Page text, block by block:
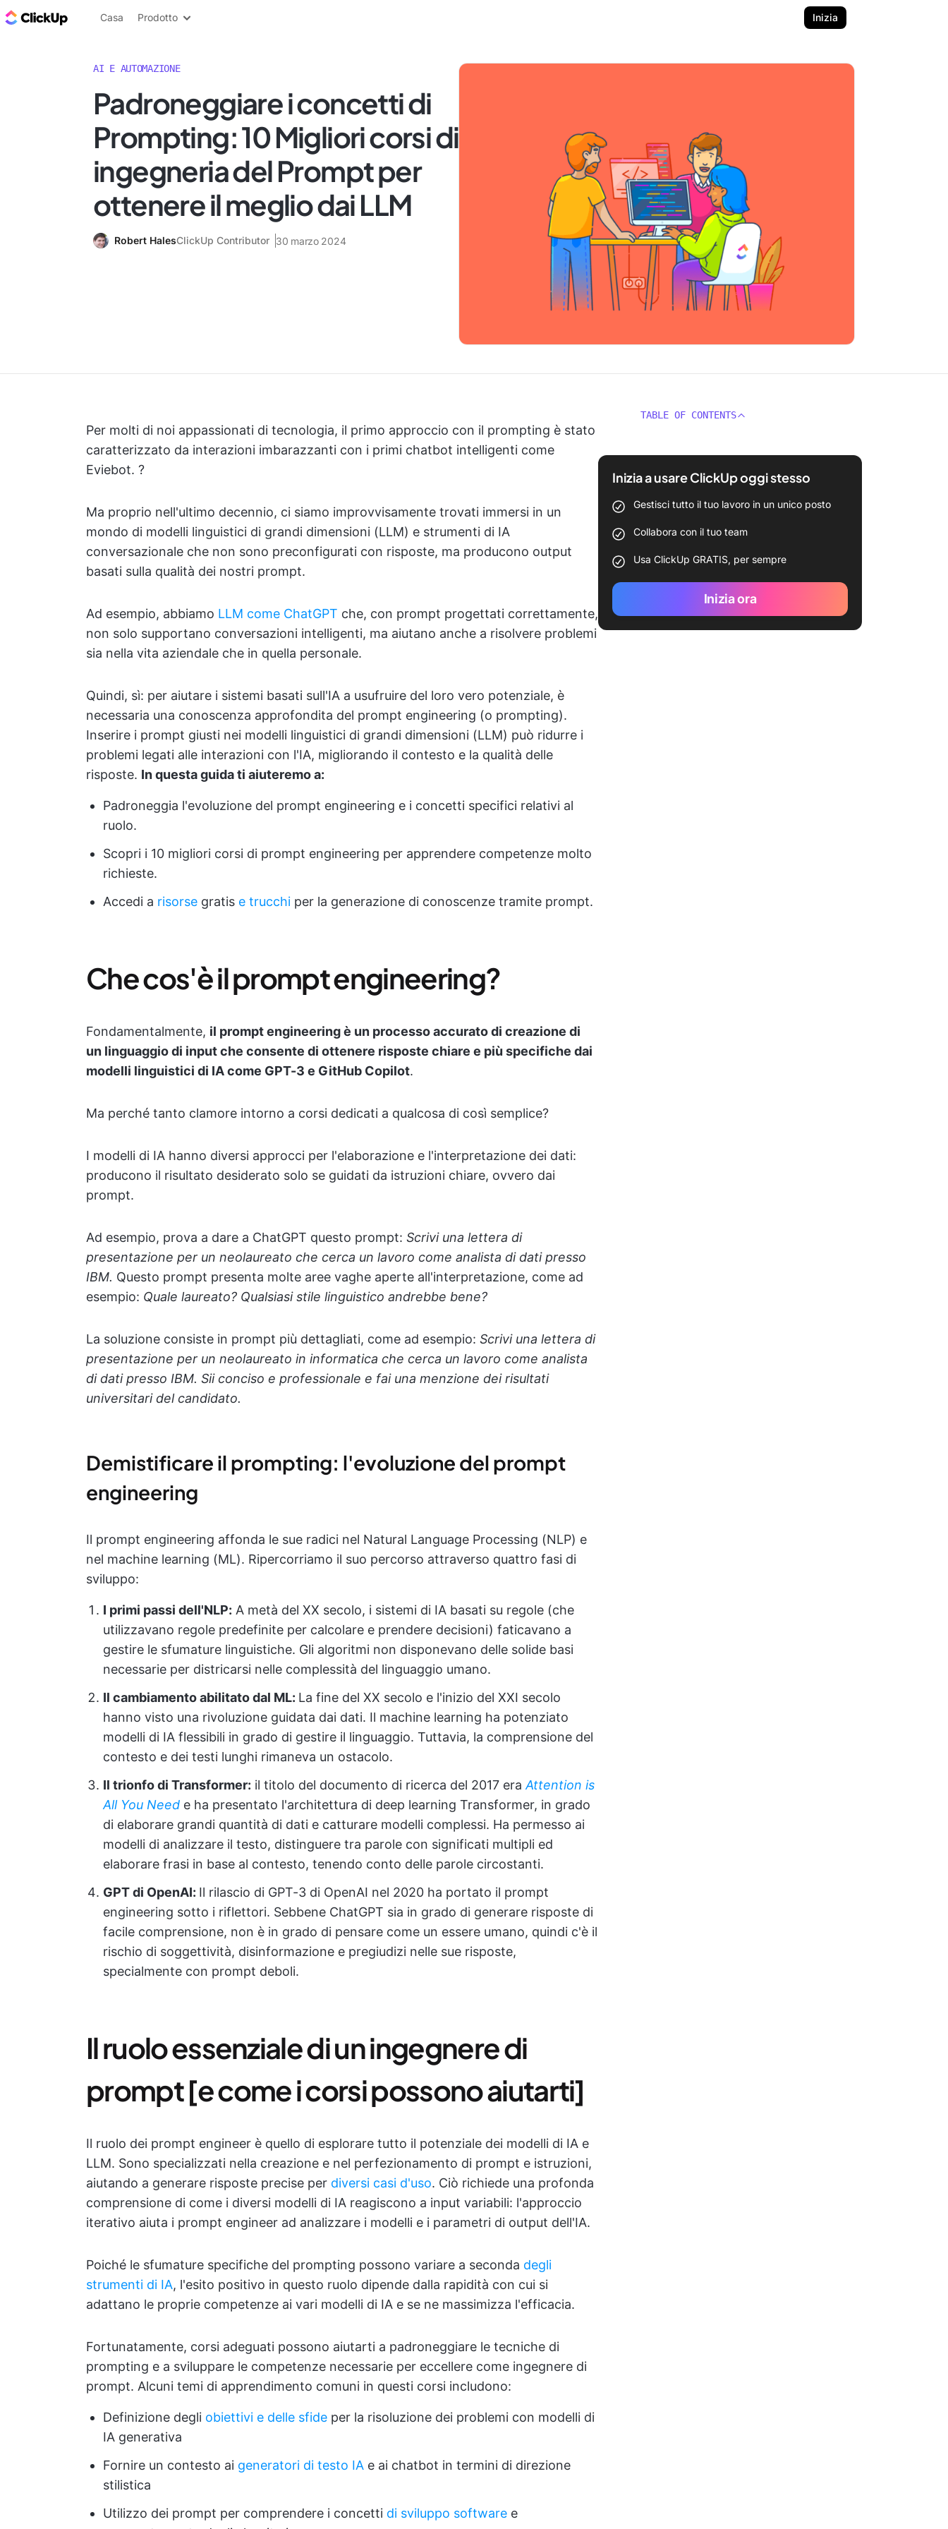
Blog di ClickUp
Casa Prodotto Inizia
AI E AUTOMAZIONE
Padroneggiare i concetti di
Prompting: 10 Migliori corsi di
ingegneria del Prompt per
ottenere il meglio dai LLM
Robert HalesClickUp Contributor 30 marzo 2024
Per molti di noi appassionati di tecnologia, il primo approccio con il prompting è stato
caratterizzato da interazioni imbarazzanti con i primi chatbot intelligenti come
Eviebot. ?
Ma proprio nell'ultimo decennio, ci siamo improvvisamente trovati immersi in un
mondo di modelli linguistici di grandi dimensioni (LLM) e strumenti di IA
conversazionale che non sono preconfigurati con risposte, ma producono output
basati sulla qualità dei nostri prompt.
Ad esempio, abbiamo LLM come ChatGPT che, con prompt progettati correttamente,
non solo supportano conversazioni intelligenti, ma aiutano anche a risolvere problemi
sia nella vita aziendale che in quella personale.
Quindi, sì: per aiutare i sistemi basati sull'IA a usufruire del loro vero potenziale, è
necessaria una conoscenza approfondita del prompt engineering (o prompting).
Inserire i prompt giusti nei modelli linguistici di grandi dimensioni (LLM) può ridurre i
problemi legati alle interazioni con l'IA, migliorando il contesto e la qualità delle
risposte. In questa guida ti aiuteremo a:
Padroneggia l'evoluzione del prompt engineering e i concetti specifici relativi al
ruolo.
Scopri i 10 migliori corsi di prompt engineering per apprendere competenze molto
richieste.
Accedi a risorse gratis e trucchi per la generazione di conoscenze tramite prompt.
Che cos'è il prompt engineering?
Fondamentalmente, il prompt engineering è un processo accurato di creazione di
un linguaggio di input che consente di ottenere risposte chiare e più specifiche dai
modelli linguistici di IA come GPT-3 e GitHub Copilot.
Ma perché tanto clamore intorno a corsi dedicati a qualcosa di così semplice?
I modelli di IA hanno diversi approcci per l'elaborazione e l'interpretazione dei dati:
producono il risultato desiderato solo se guidati da istruzioni chiare, ovvero dai
prompt.
Ad esempio, prova a dare a ChatGPT questo prompt: Scrivi una lettera di
presentazione per un neolaureato che cerca un lavoro come analista di dati presso
IBM. Questo prompt presenta molte aree vaghe aperte all'interpretazione, come ad
esempio: Quale laureato? Qualsiasi stile linguistico andrebbe bene?
La soluzione consiste in prompt più dettagliati, come ad esempio: Scrivi una lettera di
presentazione per un neolaureato in informatica che cerca un lavoro come analista
di dati presso IBM. Sii conciso e professionale e fai una menzione dei risultati
universitari del candidato.
Demistificare il prompting: l'evoluzione del prompt
engineering
Il prompt engineering affonda le sue radici nel Natural Language Processing (NLP) e
nel machine learning (ML). Ripercorriamo il suo percorso attraverso quattro fasi di
sviluppo:
I primi passi dell'NLP: A metà del XX secolo, i sistemi di IA basati su regole (che
utilizzavano regole predefinite per calcolare e prendere decisioni) faticavano a
gestire le sfumature linguistiche. Gli algoritmi non disponevano delle solide basi
necessarie per districarsi nelle complessità del linguaggio umano.
Il cambiamento abilitato dal ML: La fine del XX secolo e l'inizio del XXI secolo
hanno visto una rivoluzione guidata dai dati. Il machine learning ha potenziato
modelli di IA flessibili in grado di gestire il linguaggio. Tuttavia, la comprensione del
contesto e dei testi lunghi rimaneva un ostacolo.
Il trionfo di Transformer: il titolo del documento di ricerca del 2017 era Attention is
All You Need e ha presentato l'architettura di deep learning Transformer, in grado
di elaborare grandi quantità di dati e catturare modelli complessi. Ha permesso ai
modelli di analizzare il testo, distinguere tra parole con significati multipli ed
elaborare frasi in base al contesto, tenendo conto delle parole circostanti.
GPT di OpenAI: Il rilascio di GPT-3 di OpenAI nel 2020 ha portato il prompt
engineering sotto i riflettori. Sebbene ChatGPT sia in grado di generare risposte di
facile comprensione, non è in grado di pensare come un essere umano, quindi c'è il
rischio di soggettività, disinformazione e pregiudizi nelle sue risposte,
specialmente con prompt deboli.
Il ruolo essenziale di un ingegnere di
prompt [e come i corsi possono aiutarti]
Il ruolo dei prompt engineer è quello di esplorare tutto il potenziale dei modelli di IA e
LLM. Sono specializzati nella creazione e nel perfezionamento di prompt e istruzioni,
aiutando a generare risposte precise per diversi casi d'uso. Ciò richiede una profonda
comprensione di come i diversi modelli di IA reagiscono a input variabili: l'approccio
iterativo aiuta i prompt engineer ad analizzare i modelli e i parametri di output dell'IA.
Poiché le sfumature specifiche del prompting possono variare a seconda degli
strumenti di IA, l'esito positivo in questo ruolo dipende dalla rapidità con cui si
adattano le proprie competenze ai vari modelli di IA e se ne massimizza l'efficacia.
Fortunatamente, corsi adeguati possono aiutarti a padroneggiare le tecniche di
prompting e a sviluppare le competenze necessarie per eccellere come ingegnere di
prompt. Alcuni temi di apprendimento comuni in questi corsi includono:
Definizione degli obiettivi e delle sfide per la risoluzione dei problemi con modelli di
IA generativa
Fornire un contesto ai generatori di testo IA e ai chatbot in termini di direzione
stilistica
Utilizzo dei prompt per comprendere i concetti di sviluppo software e
TABLE OF CONTENTS
Inizia a usare ClickUp oggi stesso
Gestisci tutto il tuo lavoro in un unico posto
Collabora con il tuo team
Usa ClickUp GRATIS, per sempre
Inizia ora